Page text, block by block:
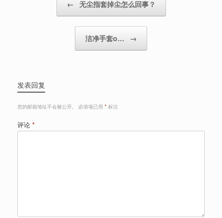
← 无尘指套掉尘怎么回事？
洁净手套o… →
发表回复
您的邮箱地址不会被公开。 必填项已用 * 标注
评论 *